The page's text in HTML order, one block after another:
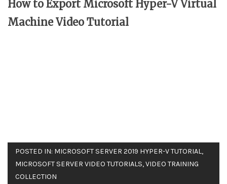
How to Export Microsoft Hyper-V Virtual
Machine Video Tutorial
POSTED IN: MICROSOFT SERVER 2019 HYPER-V TUTORIAL,
MICROSOFT SERVER VIDEO TUTORIALS,VIDEO TRAINING
COLLECTION